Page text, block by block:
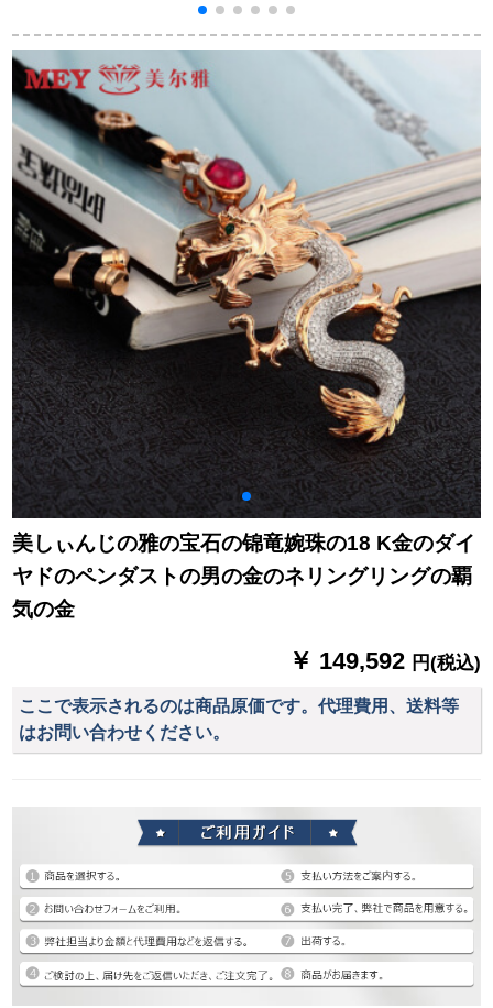
约记念日プロモーシ
ョン30分IJ色18 K金
ズDIY腕輪の面白文字
とK金47*57 mm（現
物）
ナのプロポーズの结
婚指轮のダウヤの指
轮のダンヤの指轮の
効果です。
美しぃんじの雅の宝石の锦竜婉珠の18 K金のダイ
ヤドのペンダストの男の金のネリングリングの覇
気の金
￥ 149,592 円(税込)
ここで表示されるのは商品原価です。代理費用、送料等
はお問い合わせください。